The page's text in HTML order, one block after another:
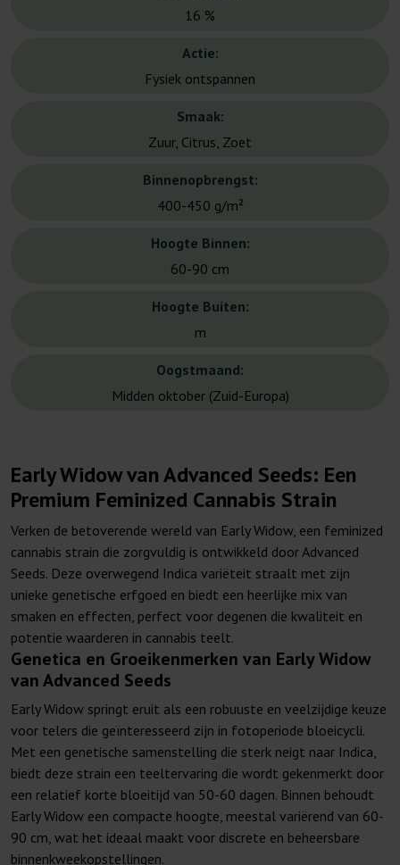
16 %
Actie:
Fysiek ontspannen
Smaak:
Zuur, Citrus, Zoet
Binnenopbrengst:
400-450 g/m²
Hoogte Binnen:
60-90 cm
Hoogte Buiten:
m
Oogstmaand:
Midden oktober (Zuid-Europa)
Early Widow van Advanced Seeds: Een
Premium Feminized Cannabis Strain
Verken de betoverende wereld van Early Widow, een feminized
cannabis strain die zorgvuldig is ontwikkeld door Advanced
Seeds. Deze overwegend Indica variëteit straalt met zijn
unieke genetische erfgoed en biedt een heerlijke mix van
smaken en effecten, perfect voor degenen die kwaliteit en
potentie waarderen in cannabis teelt.
Genetica en Groeikenmerken van Early Widow
van Advanced Seeds
Early Widow springt eruit als een robuuste en veelzijdige keuze
voor telers die geïnteresseerd zijn in fotoperiode bloeicycli.
Met een genetische samenstelling die sterk neigt naar Indica,
biedt deze strain een teeltervaring die wordt gekenmerkt door
een relatief korte bloeitijd van 50-60 dagen. Binnen behoudt
Early Widow een compacte hoogte, meestal variërend van 60-
90 cm, wat het ideaal maakt voor discrete en beheersbare
binnenkweekopstellingen.